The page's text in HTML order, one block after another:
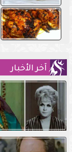
آخر الأخبار